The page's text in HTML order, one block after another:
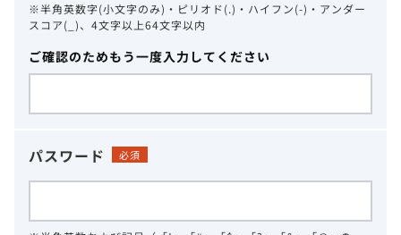
※半角英数字(小文字のみ)・ピリオド(.)・ハイフン(-)・アンダー
スコア(_)、4文字以上64文字以内
ご確認のためもう一度入力してください
パスワード 必須